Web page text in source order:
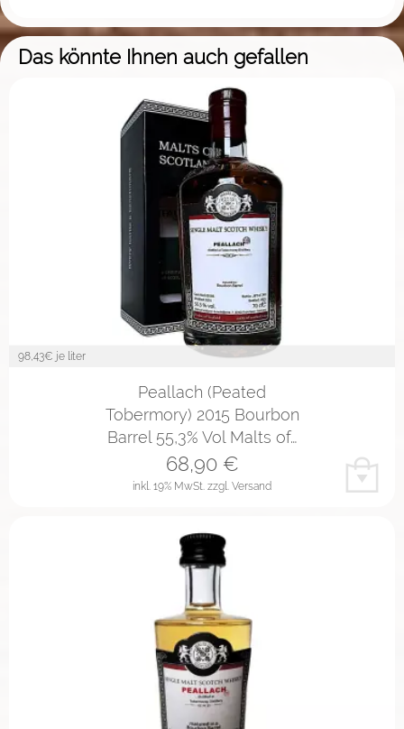
Das könnte Ihnen auch gefallen
98,43€ je liter
Peallach (Peated
Tobermory) 2015 Bourbon
Barrel 55,3% Vol Malts of…
inkl. 19% MwSt. zzgl. Versand
68,90€